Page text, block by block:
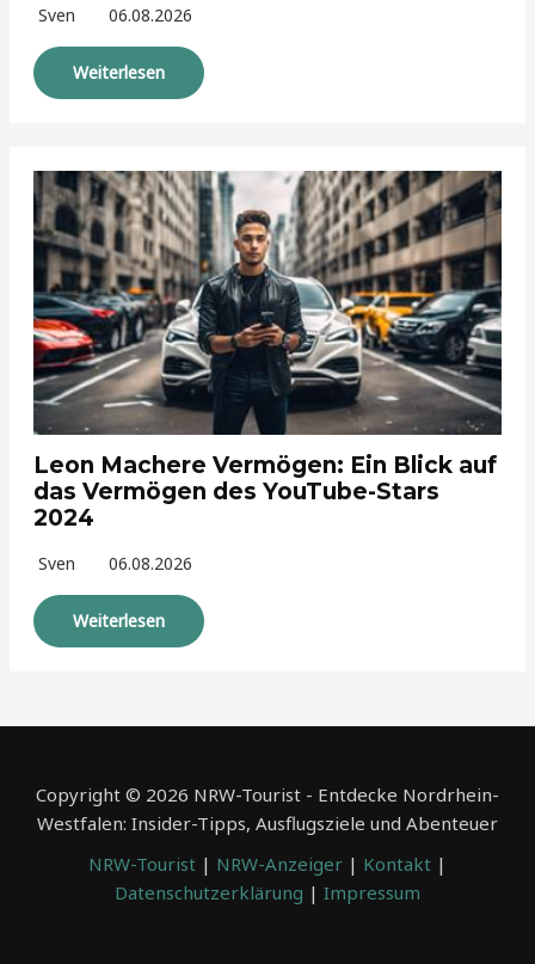
Sven 06.08.2026
Weiterlesen
Leon Machere Vermögen: Ein Blick auf
das Vermögen des YouTube-Stars
2024
Sven 06.08.2026
Weiterlesen
Copyright © 2026 NRW-Tourist - Entdecke Nordrhein-
Westfalen: Insider-Tipps, Ausflugsziele und Abenteuer
NRW-Tourist | NRW-Anzeiger | Kontakt |
Datenschutzerklärung | Impressum